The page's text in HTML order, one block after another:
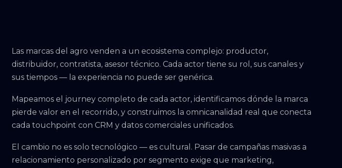
Las marcas del agro venden a un ecosistema complejo: productor,
distribuidor, contratista, asesor técnico. Cada actor tiene su rol, sus canales y
sus tiempos — la experiencia no puede ser genérica.
Mapeamos el journey completo de cada actor, identificamos dónde la marca
pierde valor en el recorrido, y construimos la omnicanalidad real que conecta
cada touchpoint con CRM y datos comerciales unificados.
El cambio no es solo tecnológico — es cultural. Pasar de campañas masivas a
relacionamiento personalizado por segmento exige que marketing,